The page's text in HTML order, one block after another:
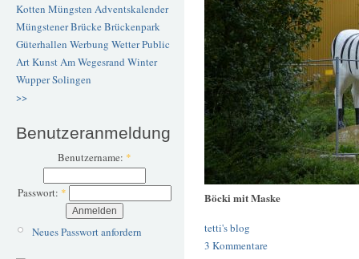
Kotten Müngsten Adventskalender
Müngstener BrückeBrückenpark
Güterhallen Werbung WetterPublic
ArtKunstAm Wegesrand Winter
WupperSolingen
>>
Benutzeranmeldung
Benutzername: *
Passwort: *
Neues Passwort anfordern
Böcki mit Maske
tetti's blog
3 Kommentare